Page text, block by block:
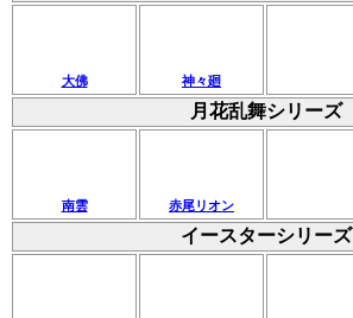
大佛 神々廻
月花乱舞シリーズ
南雲 赤尾リオン
イースターシリーズ